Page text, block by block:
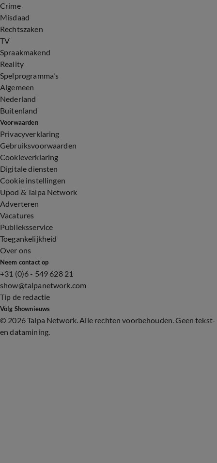
Crime
Misdaad
Rechtszaken
TV
Spraakmakend
Reality
Spelprogramma's
Algemeen
Nederland
Buitenland
Voorwaarden
Privacyverklaring
Gebruiksvoorwaarden
Cookieverklaring
Digitale diensten
Cookie instellingen
Upod & Talpa Network
Adverteren
Vacatures
Publieksservice
Toegankelijkheid
Over ons
Neem contact op
+31 (0)6 - 549 628 21
show@talpanetwork.com
Tip de redactie
Volg Shownieuws
© 2026 Talpa Network. Alle rechten voorbehouden. Geen tekst-
en datamining.